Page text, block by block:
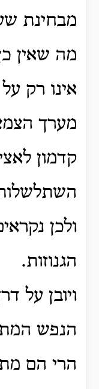
מבחינת
מה שאין
אינו רק
מערך
קדמון
ולכן
הגנוזות.
ויובן על
הנפש
הרי הם